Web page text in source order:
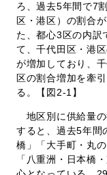
ろ、過去5年間で7
区・港区）の割合
た、都心3区の内訳
て、千代田区・港
が増加しており、
区の割合増加を牽
る。【図2-1】
地区別に供給量の
すると、過去5年間
橋」「大手町・丸
「八重洲・日本橋